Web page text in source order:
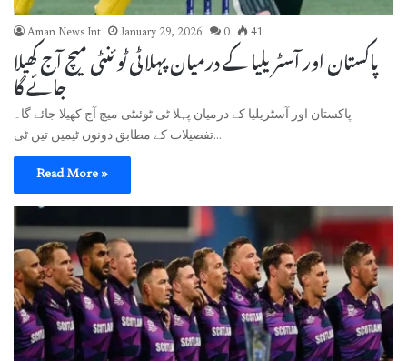
Aman News Int January 29, 2026 0 41
پاکستان اور آسٹریلیا کے درمیان پہلا ٹی ٹوئنٹی میچ آج کھیلا
جائے گا
پاکستان اور آسٹریلیا کے درمیان پہلا ٹی ٹوئںٹی میچ آج کھیلا جائے گا۔
تفصیلات کے مطابق دونوں ٹیمیں تین ٹی…
Read More »